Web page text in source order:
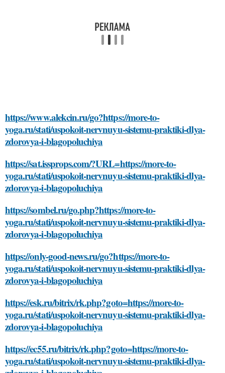
https://www.alekcin.ru/go?https://more-to-
yoga.ru/stati/uspokoit-nervnuyu-sistemu-praktiki-dlya-
zdorovya-i-blagopoluchiya
https://sat.issprops.com/?URL=https://more-to-
yoga.ru/stati/uspokoit-nervnuyu-sistemu-praktiki-dlya-
zdorovya-i-blagopoluchiya
https://sombel.ru/go.php?https://more-to-
yoga.ru/stati/uspokoit-nervnuyu-sistemu-praktiki-dlya-
zdorovya-i-blagopoluchiya
https://only-good-news.ru/go?https://more-to-
yoga.ru/stati/uspokoit-nervnuyu-sistemu-praktiki-dlya-
zdorovya-i-blagopoluchiya
https://esk.ru/bitrix/rk.php?goto=https://more-to-
yoga.ru/stati/uspokoit-nervnuyu-sistemu-praktiki-dlya-
zdorovya-i-blagopoluchiya
https://ec55.ru/bitrix/rk.php?goto=https://more-to-
yoga.ru/stati/uspokoit-nervnuyu-sistemu-praktiki-dlya-